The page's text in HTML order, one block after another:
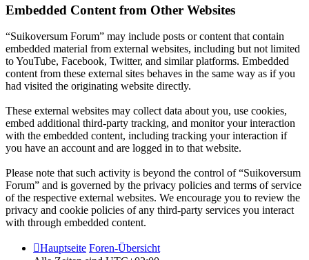
Embedded Content from Other Websites
“Suikoversum Forum” may include posts or content that contain
embedded material from external websites, including but not limited
to YouTube, Facebook, Twitter, and similar platforms. Embedded
content from these external sites behaves in the same way as if you
had visited the originating website directly.
These external websites may collect data about you, use cookies,
embed additional third-party tracking, and monitor your interaction
with the embedded content, including tracking your interaction if
you have an account and are logged in to that website.
Please note that such activity is beyond the control of “Suikoversum
Forum” and is governed by the privacy policies and terms of service
of the respective external websites. We encourage you to review the
privacy and cookie policies of any third-party services you interact
with through embedded content.
Hauptseite Foren-Übersicht